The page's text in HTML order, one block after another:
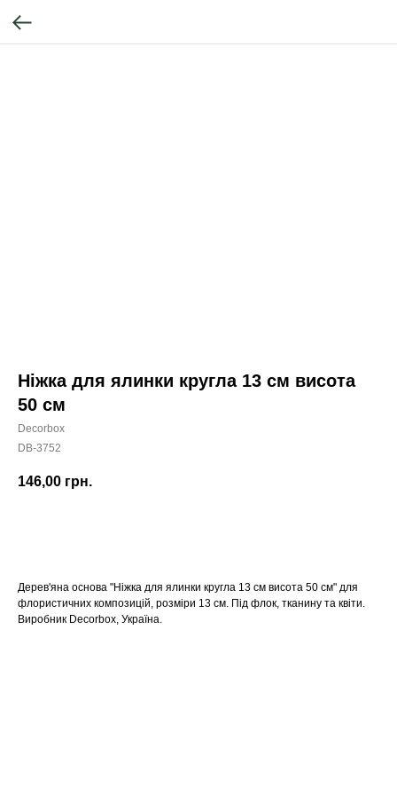
Ніжка для ялинки кругла 13 см висота
50 см
Decorbox
DB-3752
146,00 грн.
Дерев'яна основа "Ніжка для ялинки кругла 13 см висота 50 см" для
флористичних композицій, розміри 13 см. Під флок, тканину та квіти.
Виробник Decorbox, Україна.